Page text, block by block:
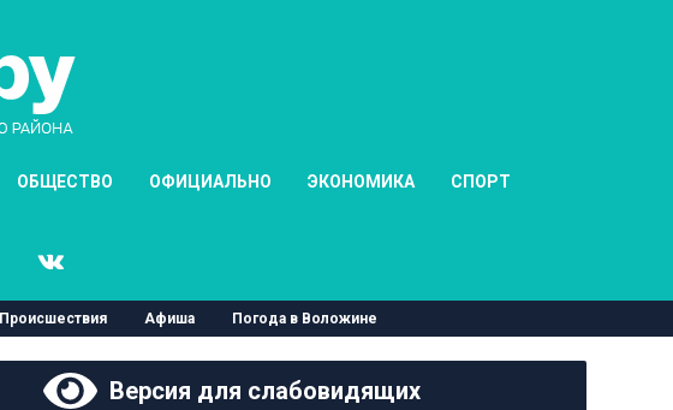
ОБЩЕСТВО ОФИЦИАЛЬНО ЭКОНОМИКА СПОРТ
Происшествия Афиша Погода в Воложине
Версия для слабовидящих